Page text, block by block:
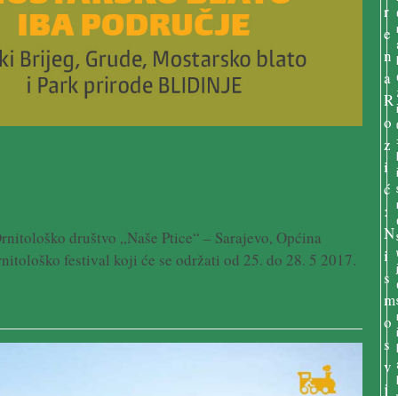
društvo „Naše Ptice“ – Sarajevo, Općina
festival koji će se održati od 25. do 28. 5 2017.
i
:
i
j
i